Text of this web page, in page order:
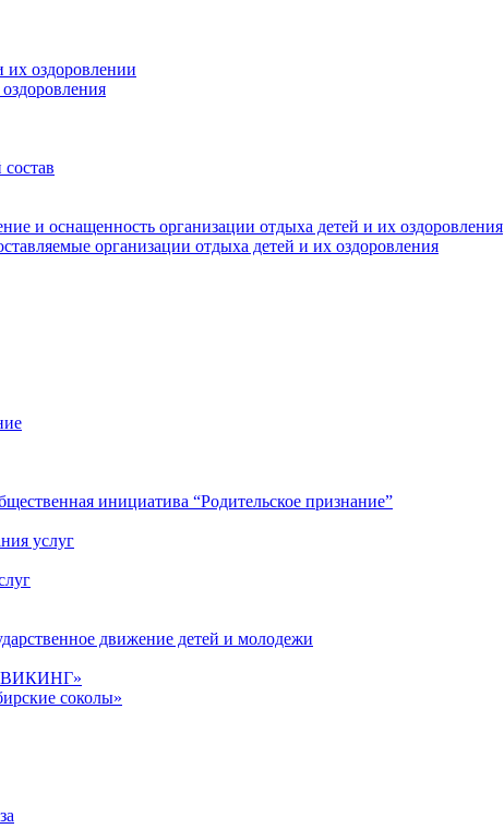
их оздоровлении
и оснащенность организации отдыха детей и их оздоровления
организации отдыха детей и их оздоровления
инициатива “Родительское признание”
услуг
движение детей и молодежи
«ВИКИНГ»
соколы»